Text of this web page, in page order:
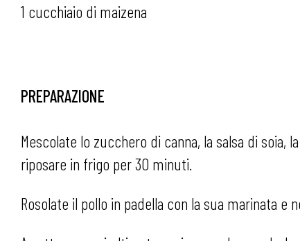
1 cucchiaio di maizena
PREPARAZIONE
Mescolate lo zucchero di canna, la salsa di soia,
riposare in frigo per 30 minuti.
Rosolate il pollo in padella con la sua marinata